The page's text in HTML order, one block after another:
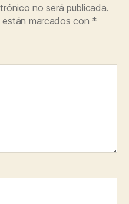
no será publicada.
marcados con *